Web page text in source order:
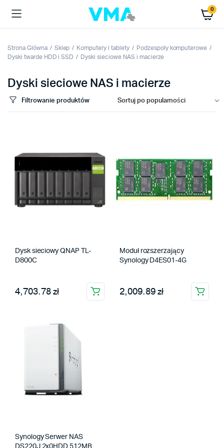
0
Strona Główna Sklep Komputery i tablety
Podzespoły komputerowe
Dyski twarde HDD i SSD
Dyski sieciowe NAS i macierze
Dyski sieciowe NAS i macierze
Filtrowanie produktów
Dysk sieciowy QNAP TL-
D800C
4,703.78 zł
Moduł rozszerzający
Synology D4ES01-4G
2,009.89 zł
Synology Serwer NAS
DS220J 2x0HDD 512MB